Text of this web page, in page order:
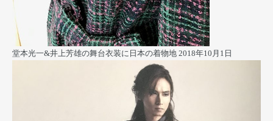
堂本光一&井上芳雄の舞台衣装に日本の着物地 2018年10月1日